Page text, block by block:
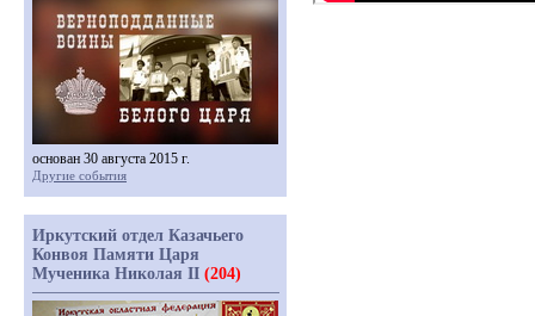
основан 30 августа 2015 г.
Другие события
Иркутский отдел Казачьего
Конвоя Памяти Царя
Мученика Николая II (204)